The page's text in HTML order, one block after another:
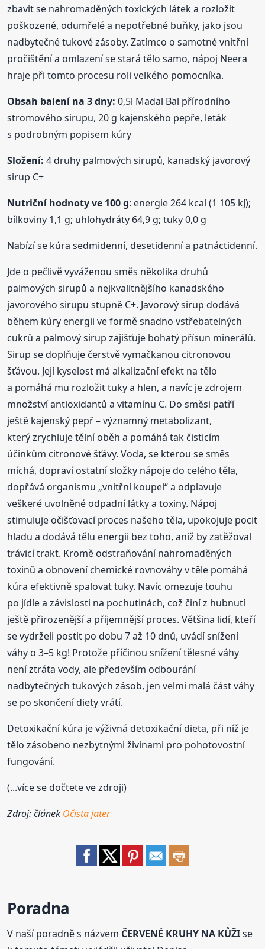
zbavit se nahromaděných toxických látek a rozložit
poškozené, odumřelé a nepotřebné buňky, jako jsou
nadbytečné tukové zásoby. Zatímco o samotné vnitřní
pročištění a omlazení se stará tělo samo, nápoj Neera
hraje při tomto procesu roli velkého pomocníka.
Obsah balení na 3 dny: 0,5l Madal Bal přírodního
stromového sirupu, 20 g kajenského pepře, leták
s podrobným popisem kúry
Složení: 4 druhy palmových sirupů, kanadský javorový
sirup C+
Nutriční hodnoty ve 100 g: energie 264 kcal (1 105 kJ);
bílkoviny 1,1 g; uhlohydráty 64,9 g; tuky 0,0 g
Nabízí se kúra sedmidenní, desetidenní a patnáctidenní.
Jde o pečlivě vyváženou směs několika druhů
palmových sirupů a nejkvalitnějšího kanadského
javorového sirupu stupně C+. Javorový sirup dodává
během kúry energii ve formě snadno vstřebatelných
cukrů a palmový sirup zajišťuje bohatý přísun minerálů.
Sirup se doplňuje čerstvě vymačkanou citronovou
šťávou. Její kyselost má alkalizační efekt na tělo
a pomáhá mu rozložit tuky a hlen, a navíc je zdrojem
množství antioxidantů a vitamínu C. Do směsi patří
ještě kajenský pepř – významný metabolizant,
který zrychluje tělní oběh a pomáhá tak čisticím
účinkům citronové šťávy. Voda, se kterou se směs
míchá, dopraví ostatní složky nápoje do celého těla,
dopřává organismu „vnitřní koupel“ a odplavuje
veškeré uvolněné odpadní látky a toxiny. Nápoj
stimuluje očišťovací proces našeho těla, upokojuje pocit
hladu a dodává tělu energii bez toho, aniž by zatěžoval
trávicí trakt. Kromě odstraňování nahromaděných
toxinů a obnovení chemické rovnováhy v těle pomáhá
kúra efektivně spalovat tuky. Navíc omezuje touhu
po jídle a závislosti na pochutinách, což činí z hubnutí
ještě přirozenější a příjemnější proces. Většina lidí, kteří
se vydrželi postit po dobu 7 až 10 dnů, uvádí snížení
váhy o 3–5 kg! Protože příčinou snížení tělesné váhy
není ztráta vody, ale především odbourání
nadbytečných tukových zásob, jen velmi malá část váhy
se po skončení diety vrátí.
Detoxikační kúra je výživná detoxikační dieta, při níž je
tělo zásobeno nezbytnými živinami pro pohotovostní
fungování.
(...více se dočtete ve zdroji)
Zdroj: článek Očista jater
Poradna
V naší poradně s názvem ČERVENÉ KRUHY NA KŮŽIse